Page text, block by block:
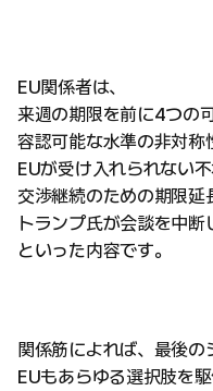
EU関係者は、
来週の期限を前に4つの
容認可能な水準の非対称
EUが受け入れられない不
交渉継続のための期限延
トランプ氏が会談を中断
といった内容です。
関係筋によれば、最後の
EUもあらゆる選択肢を